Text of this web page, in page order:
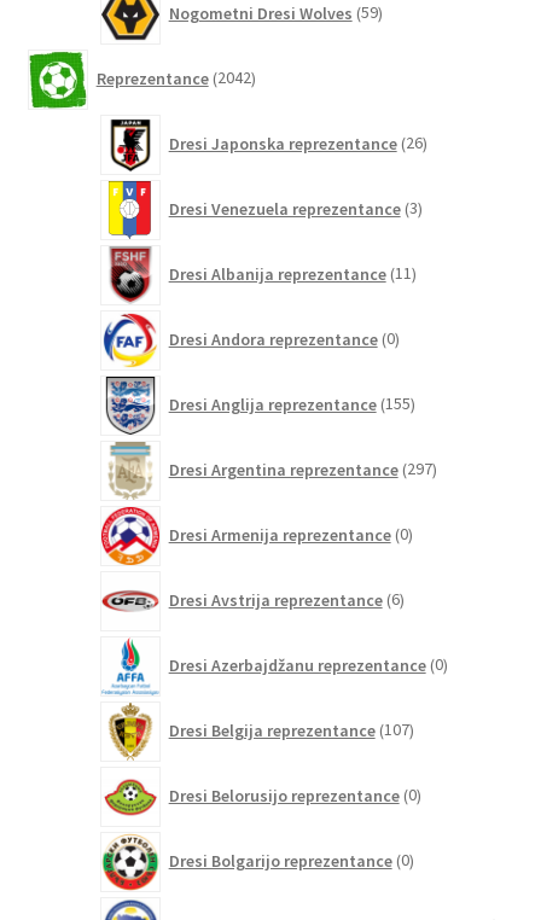
Nogometni Dresi Wolves 59izdelkov
Reprezentance 2042izdelkov
Dresi Japonska reprezentance 26izdelkov
Dresi Venezuela reprezentance 3izdelki
Dresi Albanija reprezentance 11izdelkov
Dresi Andora reprezentance 0izdelkov
Dresi Anglija reprezentance 155izdelkov
Dresi Argentina reprezentance 297izdelkov
Dresi Armenija reprezentance 0izdelkov
Dresi Avstrija reprezentance 6izdelkov
Dresi Azerbajdžanu reprezentance 0izdelkov
Dresi Belgija reprezentance 107izdelkov
Dresi Belorusijo reprezentance 0izdelkov
Dresi Bolgarijo reprezentance 0izdelkov